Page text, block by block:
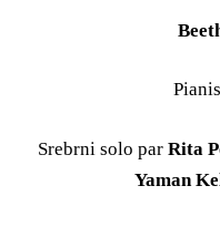
Srebrni solo par Rita
Yaman